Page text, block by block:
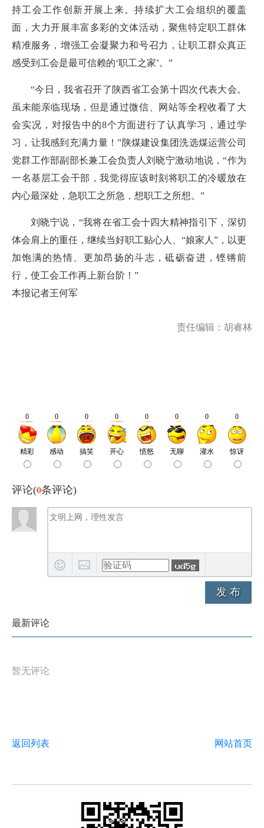
持工会工作创新开展上来。持续扩大工会组织的覆盖
面，大力开展丰富多彩的文体活动，聚焦特定职工群体
精准服务，增强工会凝聚力和号召力，让职工群众真正
感受到工会是最可信赖的‘职工之家’。”
“今日，我省召开了陕西省工会第十四次代表大会。
虽未能亲临现场，但是通过微信、网站等全程收看了大
会实况，对报告中的8个方面进行了认真学习，通过学
习，让我感到充满力量！”陕煤建设集团洗选煤运营公司
党群工作部副部长兼工会负责人刘晓宁激动地说，“作为
一名基层工会干部，我觉得应该时刻将职工的冷暖放在
内心最深处，急职工之所急，想职工之所想。”
刘晓宁说，“我将在省工会十四大精神指引下，深切
体会肩上的重任，继续当好职工贴心人、“娘家人”，以更
加饱满的热情、更加昂扬的斗志，砥砺奋进，铿锵前
行，使工会工作再上新台阶！”
本报记者王何军
责任编辑：胡睿林
评论(0条评论)
发 布
最新评论
暂无评论
返回列表 网站首页